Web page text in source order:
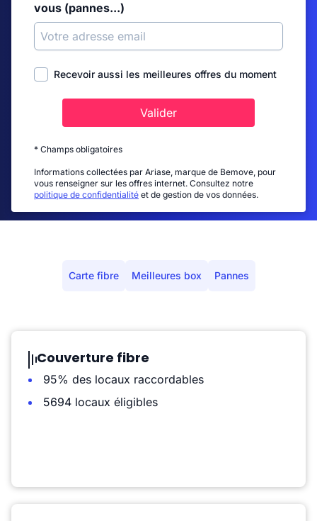
vous (pannes...)
Recevoir aussi les meilleures offres du moment
Valider
* Champs obligatoires
Informations collectées par Ariase, marque de Bemove, pour
vous renseigner sur les offres internet. Consultez notre
politique de confidentialité et de gestion de vos données.
Carte fibre Meilleures box Pannes
Couverture fibre
95% des locaux raccordables
5694 locaux éligibles